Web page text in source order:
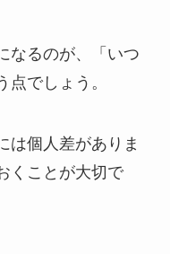
なるのが、「いつ
でしょう。
は個人差がありま
くことが大切で